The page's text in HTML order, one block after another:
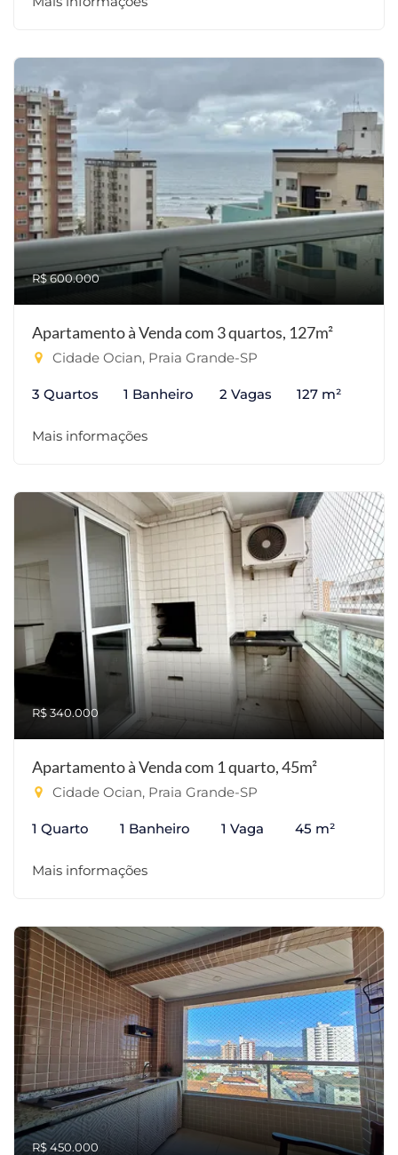
R$ 600.000
Apartamento à Venda com 3 quartos, 127m²
Cidade Ocian, Praia Grande-SP
3 Quartos 1 Banheiro 2 Vagas 127 m²
Mais informações
R$ 340.000
Apartamento à Venda com 1 quarto, 45m²
Cidade Ocian, Praia Grande-SP
1 Quarto 1 Banheiro 1 Vaga 45 m²
Mais informações
R$ 450.000